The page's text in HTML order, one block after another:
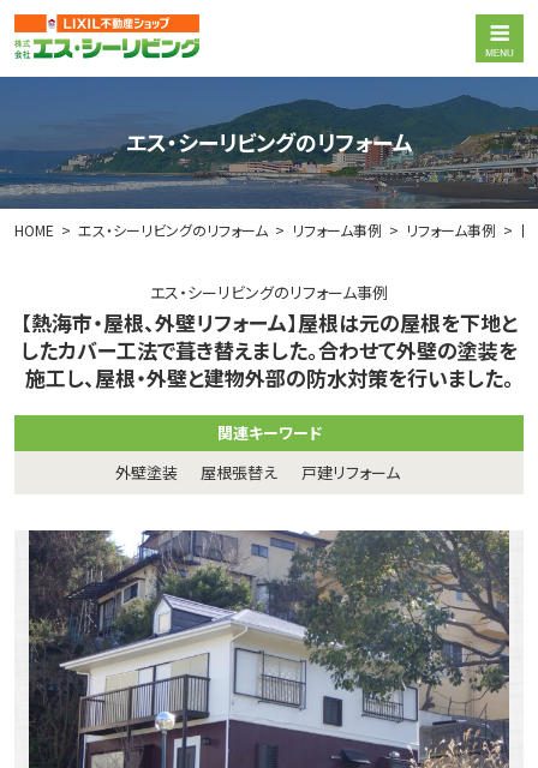
エス・シーリビングのリフォーム
HOME エス・シーリビングのリフォーム リフォーム事例 リフォーム事例
エス・シーリビングのリフォーム事例
【熱海市・屋根、外壁リフォーム】屋根は元の屋根を下地と
したカバー工法で葺き替えました。合わせて外壁の塗装を
施工し、屋根・外壁と建物外部の防水対策を行いました。
関連キーワード
外壁塗装
屋根張替え 戸建リフォーム